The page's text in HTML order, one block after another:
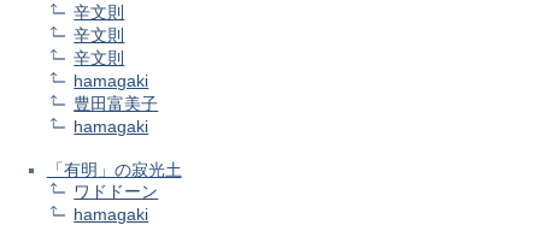
辛文則
辛文則
辛文則
hamagaki
豊田富美子
hamagaki
「有明」の寂光土
ワドドーン
hamagaki